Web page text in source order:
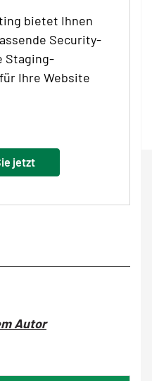
bietet Ihnen
Security-
Staging-
Ihre Website
jetzt
Autor